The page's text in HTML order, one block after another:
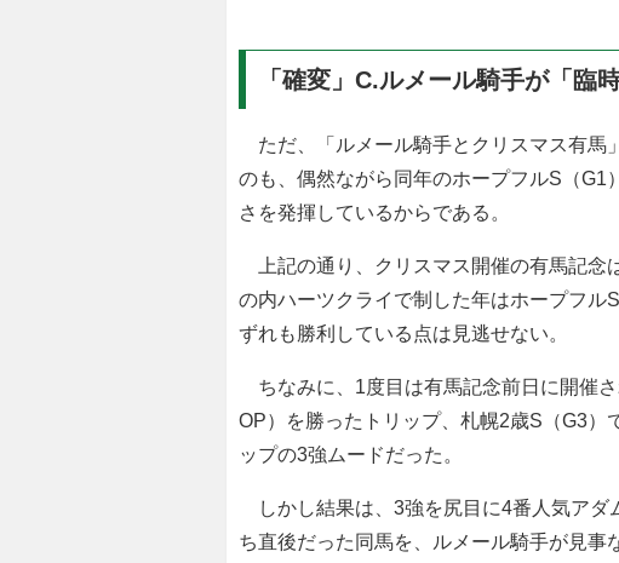
「確変」C.ルメール騎手が「臨
ただ、「ルメール騎手とクリスマス有馬
のも、偶然ながら同年のホープフルS（G1
さを発揮しているからである。
上記の通り、クリスマス開催の有馬記念
の内ハーツクライで制した年はホープフル
ずれも勝利している点は見逃せない。
ちなみに、1度目は有馬記念前日に開催
OP）を勝ったトリップ、札幌2歳S（G3）
ップの3強ムードだった。
しかし結果は、3強を尻目に4番人気アダ
ち直後だった同馬を、ルメール騎手が見